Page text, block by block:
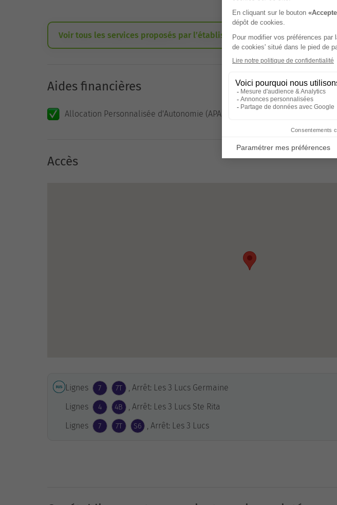
Voir tous les services proposés par l’établissement
Aides financières
Allocation Personnalisée d'Autonomie (APA)
Accès
Lignes 7 7T
, Arrêt: Les 3 Lucs Germaine
Lignes
4 4B
, Arrêt: Les 3 Lucs Ste Rita
Lignes
7 7T S6 , Arrêt: Les 3 Lucs